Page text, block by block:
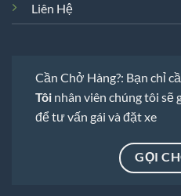
Liên Hệ
Cần Chở Hàng?: Bạn chỉ
Tôi nhân viên chúng tôi sẽ
để tư vấn gái và đặt xe
GỌI